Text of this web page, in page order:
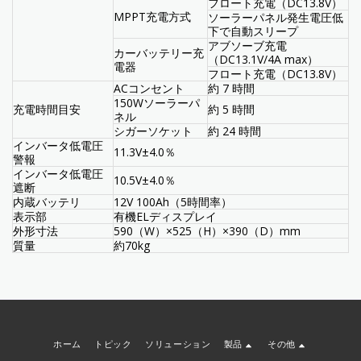
MPPT充電方式
ソーラーパネル発生電圧低
下で自動スリープ
カーバッテリー充
電器
アブソーブ充電
（DC13.1V/4A max）
フロート充電（DC13.8V）
充電時間目安
ACコンセント
約 7 時間
150Wソーラーパ
ネル
約 5 時間
シガーソケット
約 24 時間
インバータ低電圧
警報
11.3V±4.0％
インバータ低電圧
遮断
10.5V±4.0％
内蔵バッテリ
12V 100Ah（5時間率）
表示部
有機ELディスプレイ
外形寸法
590（W）×525（H）×390（D）mm
質量
約70kg
ホーム トピック ソリューション 製品 その他